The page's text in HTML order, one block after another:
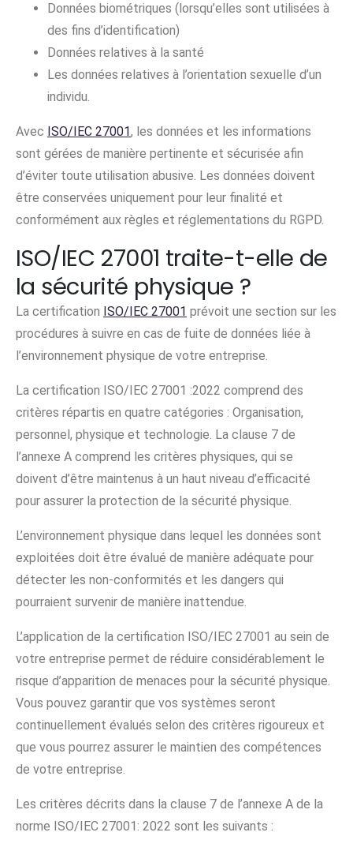
Données biométriques (lorsqu’elles sont utilisées à
des fins d’identification)
Données relatives à la santé
Les données relatives à l’orientation sexuelle d’un
individu.
Avec ISO/IEC 27001, les données et les informations
sont gérées de manière pertinente et sécurisée afin
d’éviter toute utilisation abusive. Les données doivent
être conservées uniquement pour leur finalité et
conformément aux règles et réglementations du RGPD.
ISO/IEC 27001 traite-t-elle de
la sécurité physique ?
La certification ISO/IEC 27001 prévoit une section sur les
procédures à suivre en cas de fuite de données liée à
l’environnement physique de votre entreprise.
La certification ISO/IEC 27001 :2022 comprend des
critères répartis en quatre catégories : Organisation,
personnel, physique et technologie. La clause 7 de
l’annexe A comprend les critères physiques, qui se
doivent d’être maintenus à un haut niveau d’efficacité
pour assurer la protection de la sécurité physique.
L’environnement physique dans lequel les données sont
exploitées doit être évalué de manière adéquate pour
détecter les non-conformités et les dangers qui
pourraient survenir de manière inattendue.
L’application de la certification ISO/IEC 27001 au sein de
votre entreprise permet de réduire considérablement le
risque d’apparition de menaces pour la sécurité physique.
Vous pouvez garantir que vos systèmes seront
continuellement évalués selon des critères rigoureux et
que vous pourrez assurer le maintien des compétences
de votre entreprise.
Les critères décrits dans la clause 7 de l’annexe A de la
norme ISO/IEC 27001: 2022 sont les suivants :